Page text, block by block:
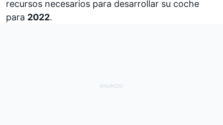
recursos necesarios para desarrollar su coche
para 2022.